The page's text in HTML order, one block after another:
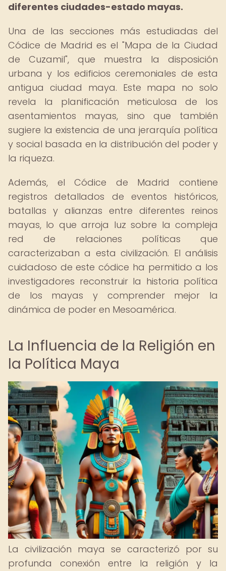
diferentes ciudades-estado mayas.
Una de las secciones más estudiadas del
Códice de Madrid es el "Mapa de la Ciudad
de Cuzamil", que muestra la disposición
urbana y los edificios ceremoniales de esta
antigua ciudad maya. Este mapa no solo
revela la planificación meticulosa de los
asentamientos mayas, sino que también
sugiere la existencia de una jerarquía política
y social basada en la distribución del poder y
la riqueza.
Además, el Códice de Madrid contiene
registros detallados de eventos históricos,
batallas y alianzas entre diferentes reinos
mayas, lo que arroja luz sobre la compleja
red de relaciones políticas que
caracterizaban a esta civilización. El análisis
cuidadoso de este códice ha permitido a los
investigadores reconstruir la historia política
de los mayas y comprender mejor la
dinámica de poder en Mesoamérica.
La Influencia de la Religión en
la Política Maya
La civilización maya se caracterizó por su
profunda conexión entre la religión y la